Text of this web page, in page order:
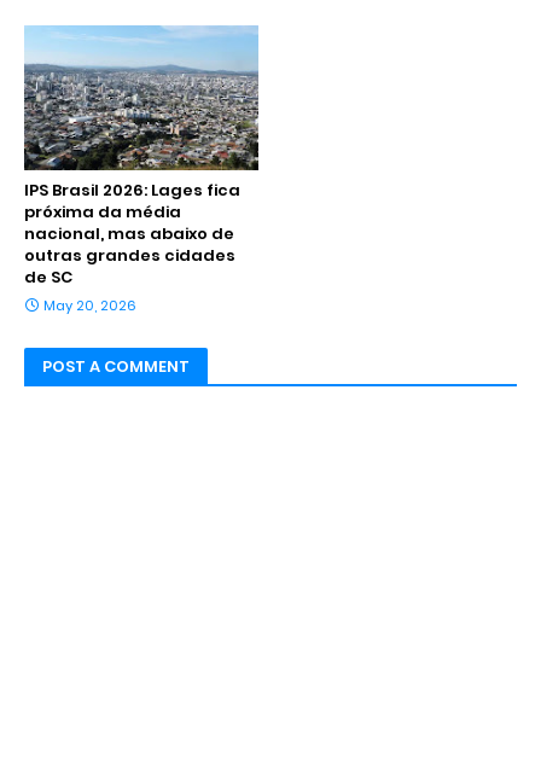
IPS Brasil 2026: Lages fica
próxima da média
nacional, mas abaixo de
outras grandes cidades
de SC
May 20, 2026
POST A COMMENT